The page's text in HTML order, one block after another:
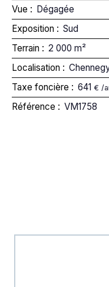
Vue : Dégagée
Exposition : Sud
Terrain : 2 000 m²
Localisation :
Taxe foncière : 641 € /
Référence : VM1758